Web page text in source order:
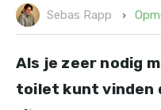
Sebas Rapp
Als je zeer nodig
toilet kunt vinden